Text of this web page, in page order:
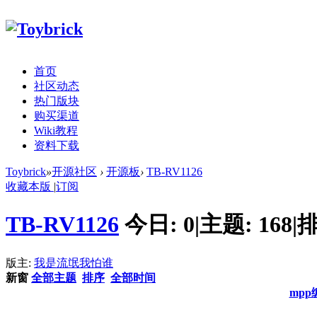
首页
社区动态
热门版块
购买渠道
Wiki教程
资料下载
Toybrick»开源社区 › 开源板› TB-RV1126
收藏本版 |订阅
TB-RV1126 今日: 0|主题: 168|
版主: 我是流氓我怕谁
新窗 全部主题 排序 全部时间
mpp